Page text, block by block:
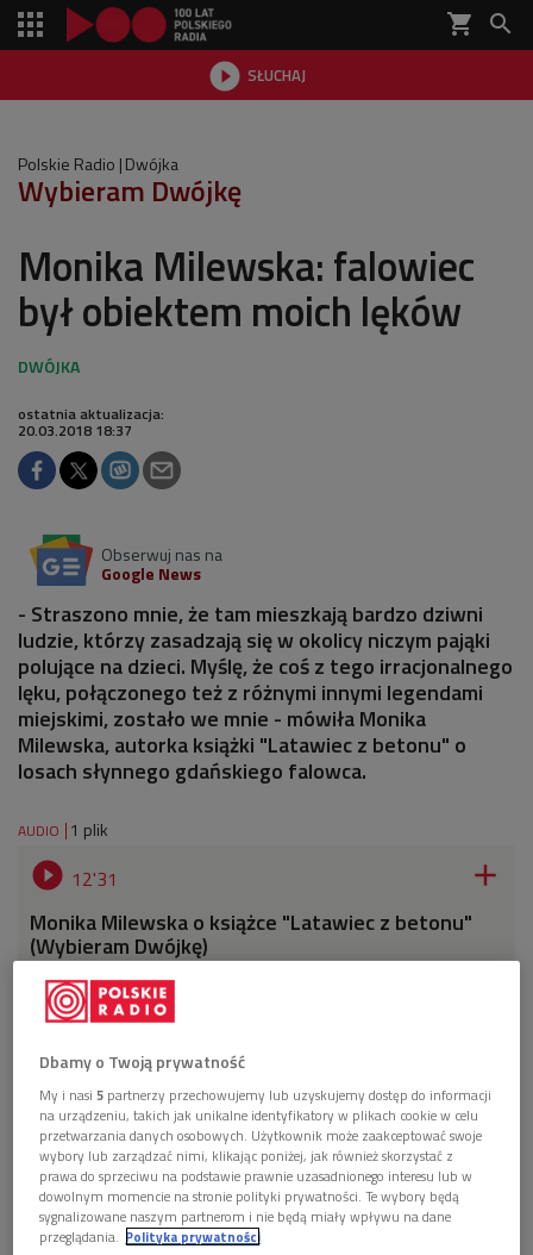
shopping_cart 
 SŁUCHAJ

Polskie Radio Dwójka
Wybieram Dwójkę
Monika Milewska: falowiec
był obiektem moich lęków
ostatnia aktualizacja:
20.03.2018 18:37
Obserwuj nas na
Google News
- Straszono mnie, że tam mieszkają bardzo dziwni
ludzie, którzy zasadzają się w okolicy niczym pająki
polujące na dzieci. Myślę, że coś z tego irracjonalnego
lęku, połączonego też z różnymi innymi legendami
miejskimi, zostało we mnie - mówiła Monika
Milewska, autorka książki "Latawiec z betonu" o
losach słynnego gdańskiego falowca.
AUDIO 1 plik
 12'31 
Monika Milewska o książce "Latawiec z betonu"
(Wybieram Dwójkę)
Dbamy o Twoją prywatność
My i nasi5 partnerzy przechowujemy lub uzyskujemy dostęp do informacji
na urządzeniu, takich jak unikalne identyfikatory w plikach cookie w celu
przetwarzania danych osobowych. Użytkownik może zaakceptować swoje
wybory lub zarządzać nimi, klikając poniżej, jak również skorzystać z
prawa do sprzeciwu na podstawie prawnie uzasadnionego interesu lub w
dowolnym momencie na stronie polityki prywatności. Te wybory będą
sygnalizowane naszym partnerom i nie będą miały wpływu na dane
przeglądania. Polityka prywatności